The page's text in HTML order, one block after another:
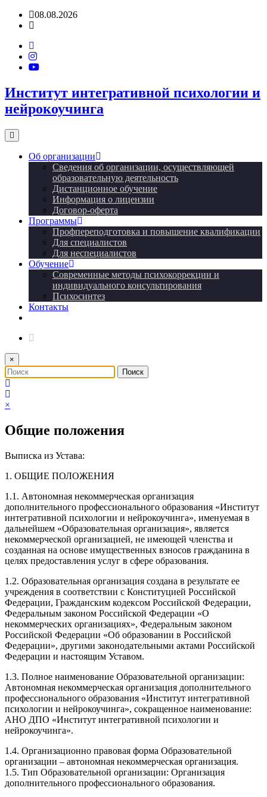
Перейти08.08.2026
Институт интегративной психологии и
нейрокоучинга
Об организации
Сведения об организации, осуществляющей
образовательную деятельность
Дистанционное обучение
Информация о лицензии
Договор-оферта
Программы
Профпереподготовка и повышение квалификации
Для специалистов
Для неспециалистов
Обучение
Современные методы психокоррекции и
индивидуального консультирования
Психосинтез
Контакты
×
×
Общие положения
Выписка из Устава:
1. ОБЩИЕ ПОЛОЖЕНИЯ
1.1. Автономная некоммерческая организация
дополнительного профессионального образования «Институт
интегративной психологии и нейрокоучинга», именуемая в
дальнейшем «Образовательная организация», является
некоммерческой организацией, не имеющей членства и
созданная на основе имущественных взносов гражданина в
целях предоставления услуг в сфере образования.
1.2. Образовательная организация создана в результате ее
учреждения в соответствии с Конституцией Российской
Федерации, Гражданским кодексом Российской Федерации,
Федеральным законом Российской Федерации «О
некоммерческих организациях», Федеральным законом
Российской Федерации «Об образовании в Российской
Федерации», другими законодательными актами Российской
Федерации и настоящим Уставом.
1.3. Полное наименование Образовательной организации:
Автономная некоммерческая организация дополнительного
профессионального образования «Институт интегративной
психологии и нейрокоучинга», сокращенное наименование:
АНО ДПО «Институт интегративной психологии и
нейрокоучинга».
1.4. Организационно правовая форма Образовательной
организации – автономная некоммерческая организация.
1.5. Тип Образовательной организации: Организация
дополнительного профессионального образования.